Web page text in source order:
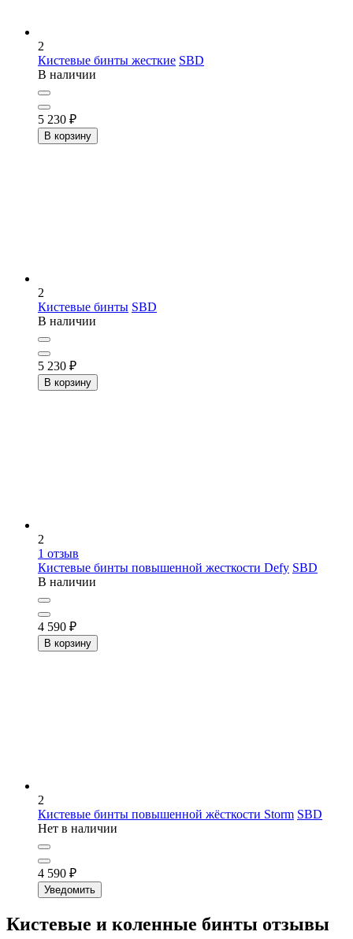
2
Кистевые бинты жесткие SBD
В наличии
5 230 ₽
В корзину
2
Кистевые бинты SBD
В наличии
5 230 ₽
В корзину
2
1 отзыв
Кистевые бинты повышенной жесткости Defy SBD
В наличии
4 590 ₽
В корзину
2
Кистевые бинты повышенной жёсткости Storm SBD
Нет в наличии
4 590 ₽
Уведомить
Кистевые и коленные бинты отзывы